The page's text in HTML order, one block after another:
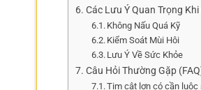
Các Lưu Ý Quan Trọng
Không Nấu Quá Kỹ
Kiểm Soát Mùi Hôi
Lưu Ý Về Sức Khỏe
Câu Hỏi Thường Gặp
Tim cật lợn có cần